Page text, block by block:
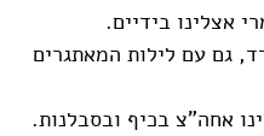
אצלינו בידיים.
גם עם לילות המאתגרים
אחה"צ בכיף ובסבלנות.